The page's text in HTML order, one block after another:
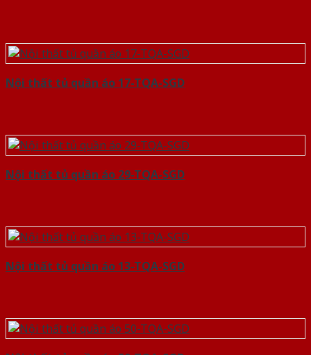
Nội thất tủ quần áo 17-TQA-SGD
Nội thất tủ quần áo 29-TQA-SGD
Nội thất tủ quần áo 13-TQA-SGD